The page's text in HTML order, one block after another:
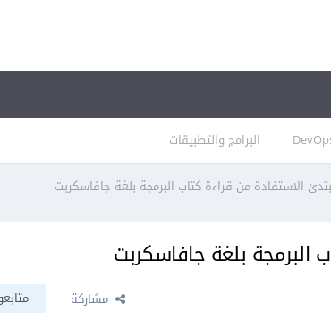
البرامج والتطبيقات
الاستفادة من قراءة كتاب البرمجة بلغة جافاسكربت
بلغة جافاسكربت
مشاركة